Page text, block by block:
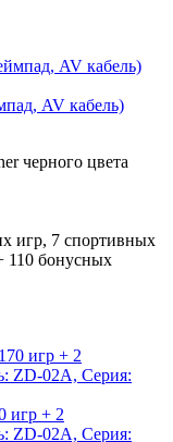
AV кабель)
черного цвета
игр, 7 спортивных
110 бонусных
игр + 2
ZD-02A, Серия: